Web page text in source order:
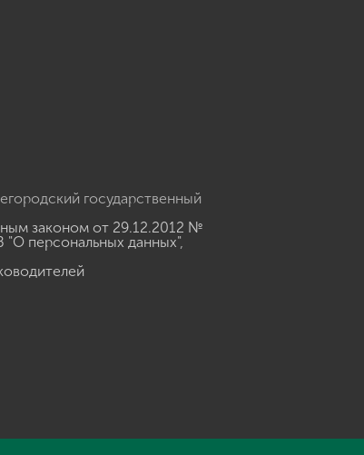
государственный
законом от 29.12.2012 №
персональных данных",